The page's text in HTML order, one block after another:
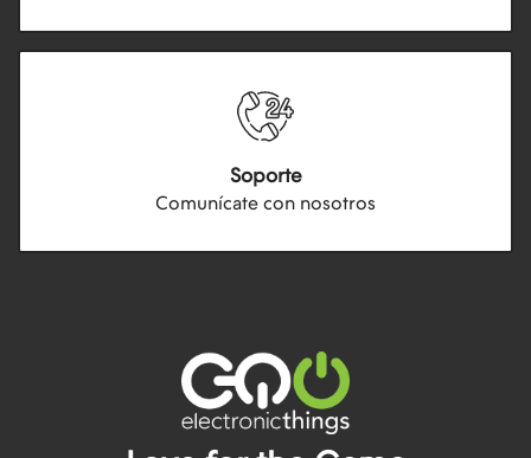
Soporte
Comunícate con nosotros